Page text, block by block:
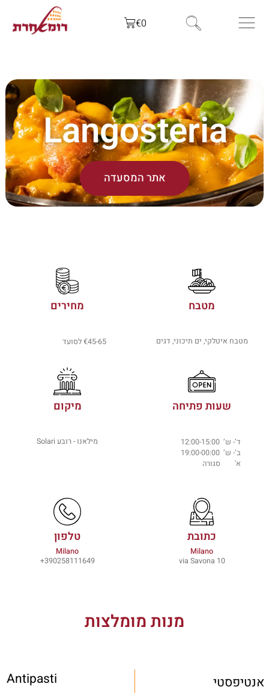
€0
Langosteria
אתר המסעדה
מטבח מחירים
מטבח איטלקי, ים תיכוני, דגים €45-65 לסועד
שעות פתיחה מיקום
ד’- ש’ 12:00-15:00
ב’- ש’ 19:00-00:00
א' סגורה
מילאנו - רובע Solari
כתובת
Milano
via Savona 10
טלפון
Milano
390258111649+
מנות מומלצות
אנטיפסטי
Antipasti